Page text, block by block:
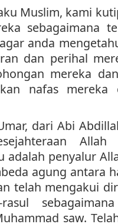
Muslim, kami
sebagaimana
anda
dan perihal
mereka
nafas mereka
dari Abi
Allah
adalah penyalur
agung antara
telah mengakui
saw.